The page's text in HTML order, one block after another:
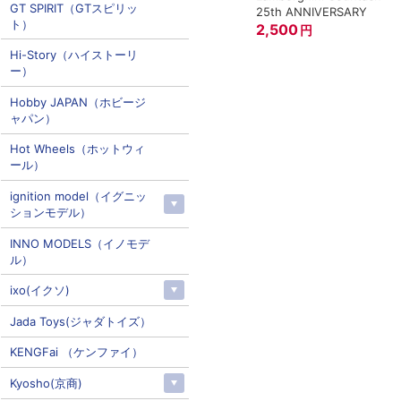
25th ANNIVERSARY
2,500 円
GT SPIRIT（GTスピリッ
ト）
Hi-Story（ハイストーリ
ー）
Hobby JAPAN（ホビージ
ャパン）
Hot Wheels（ホットウィ
ール）
ignition model（イグニッ
ションモデル）
INNO MODELS（イノモデ
ル）
ixo(イクソ)
Jada Toys(ジャダトイズ）
KENGFai （ケンファイ）
Kyosho(京商)